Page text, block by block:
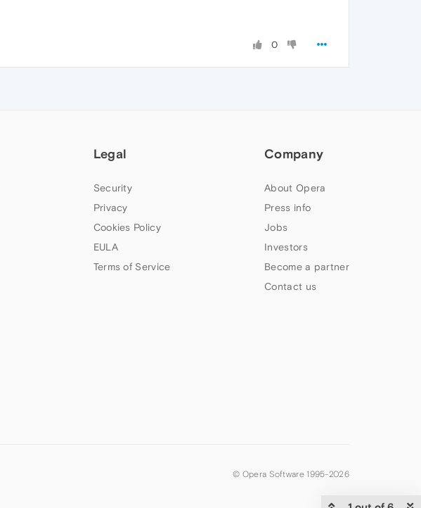
0
Legal
Security
Privacy
Cookies Policy
EULA
Terms of Service
Company
About Opera
Press info
Jobs
Investors
Become a partner
Contact us
© Opera Software 1995-2026